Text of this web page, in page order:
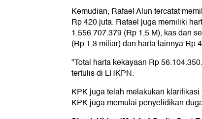
Kemudian, Rafael Alun tercatat
Rp 420 juta. Rafael juga memiliki
1.556.707.379 (Rp 1,5 M), kas dan
(Rp 1,3 miliar) dan harta lainnya Rp
"Total harta kekayaan Rp
tertulis di LHKPN.
KPK juga telah melakukan
KPK juga memulai penyelidikan